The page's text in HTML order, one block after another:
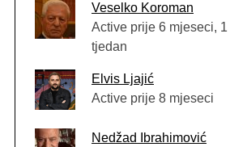
Veselko Koroman
Active prije 6 mjeseci, 1
tjedan
Elvis Ljajić
Active prije 8 mjeseci
Nedžad Ibrahimović